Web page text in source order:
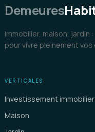
Demeures
Immobilier, maison, jardin
pour vivre pleinement vos
VERTICALES
Investissement immobilier
Maison